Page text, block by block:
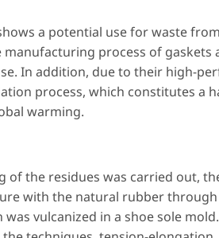
a potential use for waste
process of gaskets
In addition, due to their high-
process, which constitutes a
warming.
of the residues was carried out,
with the natural rubber
was vulcanized in a shoe sole